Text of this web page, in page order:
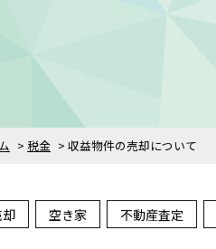
> 税金 > 収益物件の売却について
空き家 不動産査定